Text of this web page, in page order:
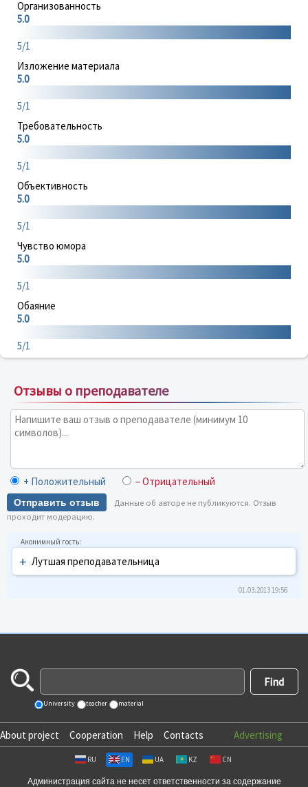
Организованность
5.0
5/1
Изложение материала
5.0
5/1
Требовательность
5.0
5/1
Объективность
5.0
5/1
Чувство юмора
5.0
5/1
Обаяние
5.0
5/1
Отзывы о преподавателе
+ Положительный – Отрицательный
Отправить отзыв
Данные об авторе не публикуются. Отзыв
проходит модерацию.
+ Лутшая преподавательница
01.03.2013 19:56
University teacher material
About project Cooperation Help Contacts Advertising
RU EN UA KZ CN
Администрация сайта не несет ответственности за содержание